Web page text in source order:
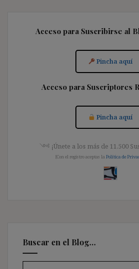
Acceso para Suscribirse al
Pincha aquí
Acceso para Suscriptores
Pincha aquí
༺ ¡Únete a los más de 11.500
[Con el registro aceptas la Política de
Buscar en el Blog…